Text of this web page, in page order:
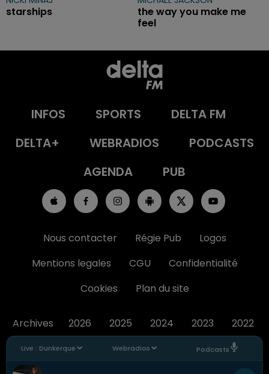
Live : Dunkerque Webradios Podcasts
starships
the way you make me
feel
INFOS SPORTS
DELTA FM
DELTA+
WEBRADIOS
PODCASTS
AGENDA
PUB
Nous contacter Régie Pub
Logos
Mentions legales
CGU
Confidentialité
Cookies
Plan du site
Archives 2026 2025 2024 2023 2022